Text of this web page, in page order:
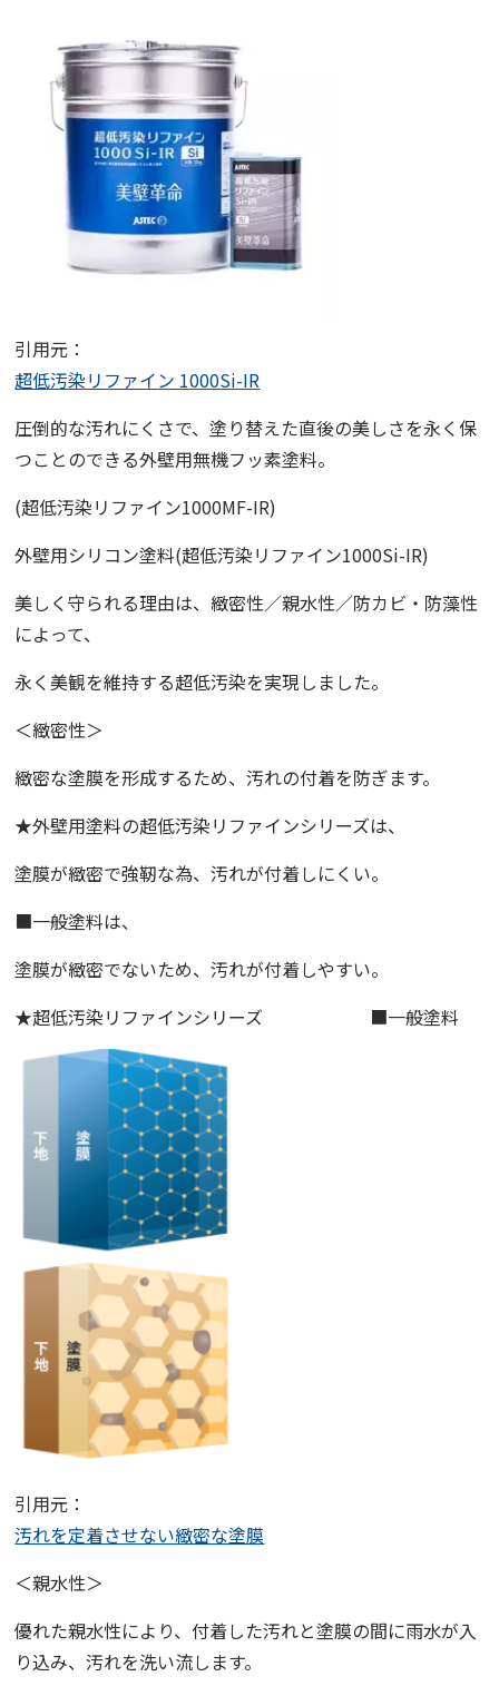
引用元：
超低汚染リファイン 1000Si-IR
圧倒的な汚れにくさで、塗り替えた直後の美しさを永く保
つことのできる外壁用無機フッ素塗料。
(超低汚染リファイン1000MF-IR)
外壁用シリコン塗料(超低汚染リファイン1000Si-IR)
美しく守られる理由は、緻密性／親水性／防カビ・防藻性
によって、
永く美観を維持する超低汚染を実現しました。
＜緻密性＞
緻密な塗膜を形成するため、汚れの付着を防ぎます。
★外壁用塗料の超低汚染リファインシリーズは、
塗膜が緻密で強靭な為、汚れが付着しにくい。
■一般塗料は、
塗膜が緻密でないため、汚れが付着しやすい。
★超低汚染リファインシリーズ ■一般塗料
引用元：
汚れを定着させない緻密な塗膜
＜親水性＞
優れた親水性により、付着した汚れと塗膜の間に雨水が入
り込み、汚れを洗い流します。